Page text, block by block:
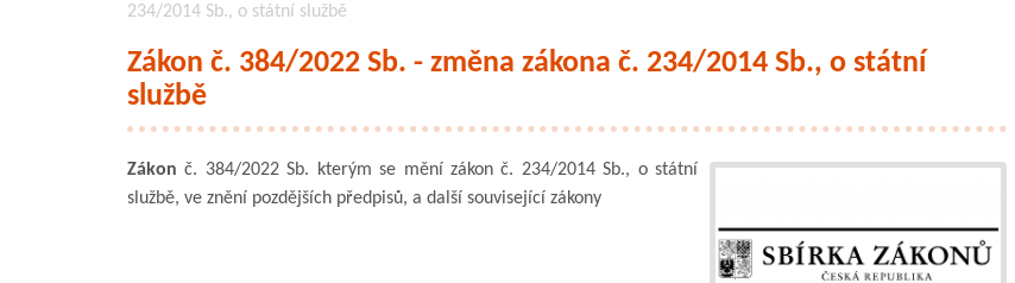
234/2014 Sb., o státní službě
Zákon č. 384/2022 Sb. - změna zákona č. 234/2014 Sb., o státní
službě
Zákon č. 384/2022 Sb. kterým se mění zákon č. 234/2014 Sb., o státní
službě, ve znění pozdějších předpisů, a další související zákony